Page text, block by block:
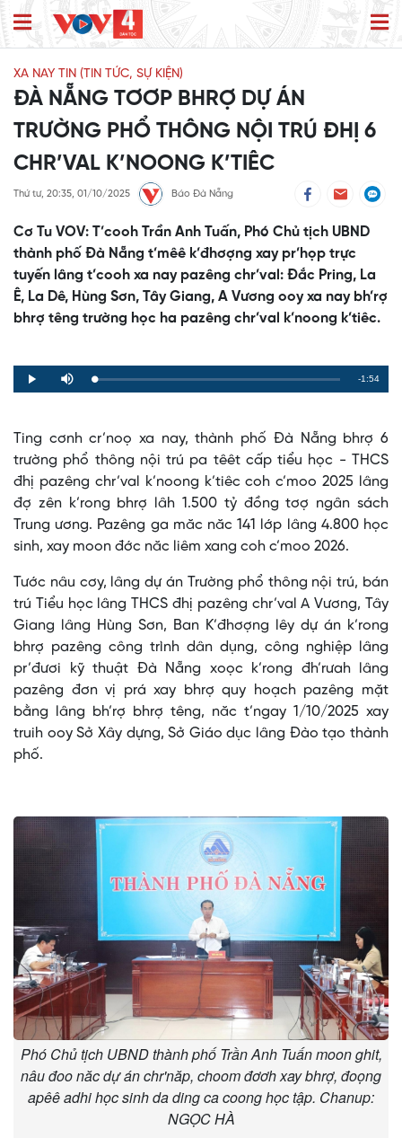
XA NAY TIN (TIN TỨC, SỰ KIỆN)
ĐÀ NẴNG TƠƠP BHRỢ DỰ ÁN
TRƯỜNG PHỔ THÔNG NỘI TRÚ ĐHỊ 6
CHR’VAL K’NOONG K’TIÊC
Thứ tư, 20:35, 01/10/2025 Báo Đà Nẵng
Cơ Tu VOV: T’cooh Trần Anh Tuấn, Phó Chủ tịch UBND
thành phố Đà Nẵng t’mêê k’đhơợng xay pr’họp trực
tuyến lâng t’cooh xa nay pazêng chr’val: Đắc Pring, La
Ê, La Dê, Hùng Sơn, Tây Giang, A Vương ooy xa nay bh’rợ
bhrợ têng trường học ha pazêng chr’val k’noong k’tiêc.
Play Mute Loaded:
0%
Progress:
0%
Remaining
-1:54
Ting cơnh cr’noọ xa nay, thành phố Đà Nẵng bhrợ 6
trường phổ thông nội trú pa têêt cấp tiểu học - THCS
đhị pazêng chr’val k’noong k’tiêc coh c’moo 2025 lâng
đợ zên k’rong bhrợ lâh 1.500 tỷ đồng tơợ ngân sách
Trung ương. Pazêng ga măc năc 141 lớp lâng 4.800 học
sinh, xay moon đớc năc liêm xang coh c’moo 2026.
Tước nâu cơy, lâng dự án Trường phổ thông nội trú, bán
trú Tiểu học lâng THCS đhị pazêng chr’val A Vương, Tây
Giang lâng Hùng Sơn, Ban K’đhơợng lêy dự án k’rong
bhrợ pazêng công trình dân dụng, công nghiệp lâng
pr’đươi kỹ thuật Đà Nẵng xoọc k’rong đh’rưah lâng
pazêng đơn vị prá xay bhrợ quy hoạch pazêng mặt
bằng lâng bh’rợ bhrợ têng, năc t’ngay 1/10/2025 xay
truih ooy Sở Xây dựng, Sở Giáo dục lâng Đào tạo thành
phố.
Phó Chủ tịch UBND thành phố Trần Anh Tuấn moon ghit,
nâu đoo năc dự án chr'năp, choom đơơh xay bhrợ, đoọng
apêê adhi học sinh da ding ca coong học tập. Chanup:
NGỌC HÀ